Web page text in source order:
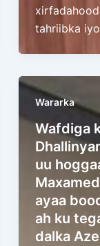
tahriibka
Wararka
Wafdiga
uu
ayaa
ah ku
dalka